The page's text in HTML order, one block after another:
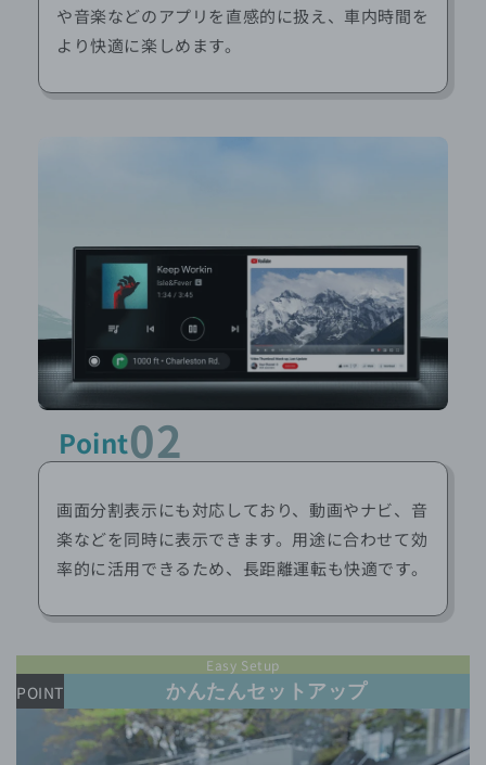
や音楽などのアプリを直感的に扱え、車内時間を
より快適に楽しめます。
Point02
画面分割表示にも対応しており、動画やナビ、音
楽などを同時に表示できます。用途に合わせて効
率的に活用できるため、長距離運転も快適です。
Easy Setup
POINT かんたんセットアップ